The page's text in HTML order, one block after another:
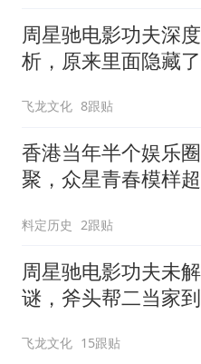
周星驰电影功夫深
析，原来里面隐藏
飞龙文化 8跟贴
香港当年半个娱乐
聚，众星青春模样
料定历史 2跟贴
周星驰电影功夫未
谜，斧头帮二当家
飞龙文化 15跟贴